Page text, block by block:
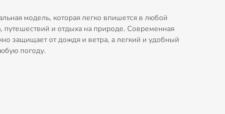
модель, которая легко впишется в любой
путешествий и отдыха на природе. Современная
защищает от дождя и ветра, а легкий и удобный
погоду.